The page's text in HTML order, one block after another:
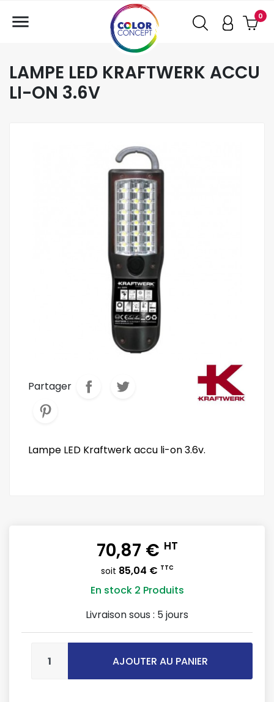
0

LAMPE LED KRAFTWERK ACCU
LI-ON 3.6V
Partager
Lampe LED Kraftwerk accu li-on 3.6v.
70,87 € HT
soit 85,04 € TTC
En stock 2 Produits
Livraison sous : 5 jours
AJOUTER AU PANIER